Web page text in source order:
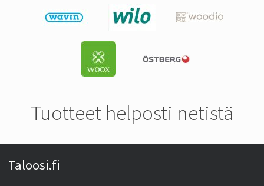
Tuotteet helposti netistä
Taloosi.fi